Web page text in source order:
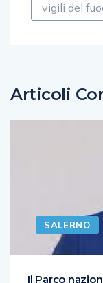
vigili del
Articoli
SALERNO
Il Parco